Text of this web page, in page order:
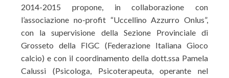
2014-2015 propone, in collaborazione con
l’associazione no-profit “Uccellino Azzurro Onlus”,
con la supervisione della Sezione Provinciale di
Grosseto della FIGC (Federazione Italiana Gioco
calcio) e con il coordinamento della dott.ssa Pamela
Calussi (Psicologa, Psicoterapeuta, operante nel